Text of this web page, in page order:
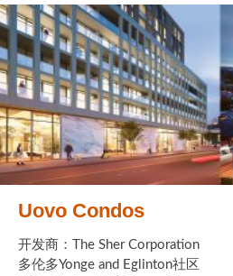
怡陶碧谷楼花项目
北约克楼花项目
世嘉堡楼花项目
密西沙加社区介绍
密西沙加楼花项目
奥克维尔社区介绍
奥克维尔楼花项目
Uovo Condos
开发商：The Sher Corporation
多伦多Yonge and Eglinton社区